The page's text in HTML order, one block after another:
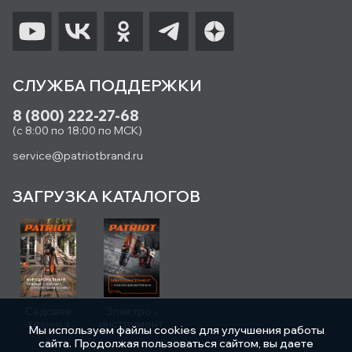
СЛУЖБА ПОДДЕРЖКИ
8 (800) 222-27-68
(с 8:00 по 18:00 по МСК)
service@patriotbrand.ru
ЗАГРУЗКА КАТАЛОГОВ
техника
инструмент
Мы используем файлы cookies для улучшения работы
сайта. Продолжая пользоваться сайтом, вы даете